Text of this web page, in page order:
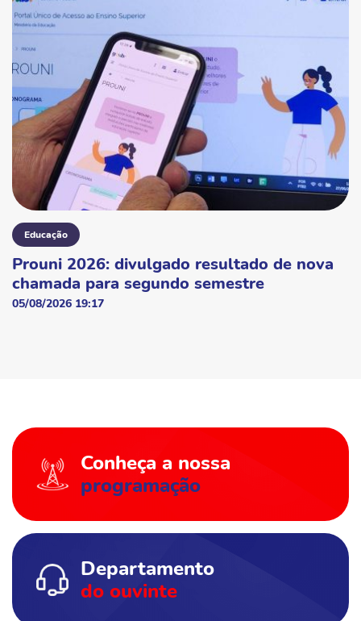
Educação
Prouni 2026: divulgado resultado de nova
chamada para segundo semestre
05/08/2026 19:17
Conheça a nossa
programação
Departamento
do ouvinte